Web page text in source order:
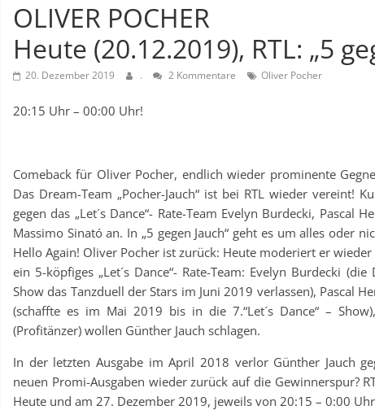
OLIVER POCHER
Heute (20.12.2019), RTL: „5
20. Dezember 2019 . 2 Kommentare Oliver Pocher
20:15 Uhr – 00:00 Uhr!
Comeback für Oliver Pocher, endlich wieder prominente
Das Dream-Team „Pocher-Jauch“ ist bei RTL wieder vereint!
gegen das „Let´s Dance“- Rate-Team Evelyn Burdecki, Pascal
Massimo Sinató an. In „5 gegen Jauch“ geht es um alles oder
Hello Again! Oliver Pocher ist zurück: Heute moderiert er wieder
ein 5-köpfiges „Let´s Dance“- Rate-Team: Evelyn Burdecki
Show das Tanzduell der Stars im Juni 2019 verlassen), Pascal
(schaffte es im Mai 2019 bis in die 7.“Let´s Dance“ –
(Profitänzer) wollen Günther Jauch schlagen.
In der letzten Ausgabe im April 2018 verlor Günther Jauch
neuen Promi-Ausgaben wieder zurück auf die Gewinnerspur?
Heute und am 27. Dezember 2019, jeweils von 20:15 – 0:00